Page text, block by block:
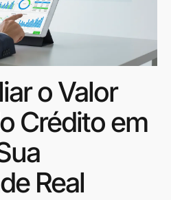
o Valor
Crédito em
Real